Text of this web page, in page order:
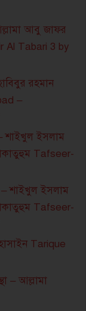
আবু জাফর
Al Tabari 3 by
রহমান
–
শাইখুল ইসলাম
Tafseer-
– শাইখুল ইসলাম
Tafseer-
Tarique
– আল্লামা